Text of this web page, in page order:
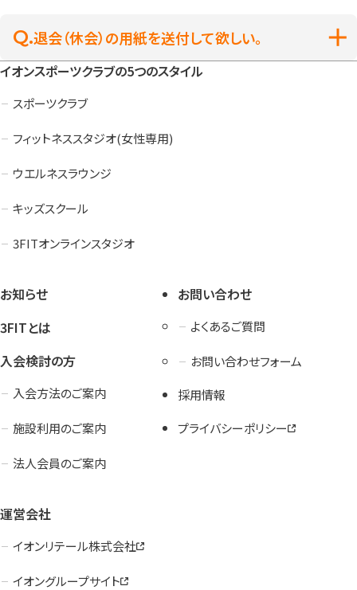
退会（休会）の用紙を送付して欲しい。
イオンスポーツクラブの5つのスタイル
スポーツクラブ
フィットネススタジオ(女性専用)
ウエルネスラウンジ
キッズスクール
3FITオンラインスタジオ
お知らせ
3FITとは
入会検討の方
入会方法のご案内
施設利用のご案内
法人会員のご案内
お問い合わせ
よくあるご質問
お問い合わせフォーム
採用情報
プライバシーポリシー
運営会社
イオンリテール株式会社
イオングループサイト